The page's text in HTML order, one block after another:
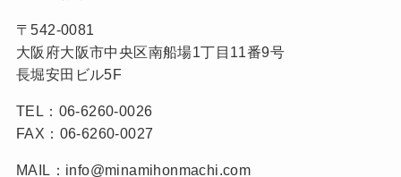
〒542-0081
大阪府大阪市中央区南船場1丁目11番9号
長堀安田ビル5F
TEL：06-6260-0026
FAX：06-6260-0027
MAIL：info@minamihonmachi.com